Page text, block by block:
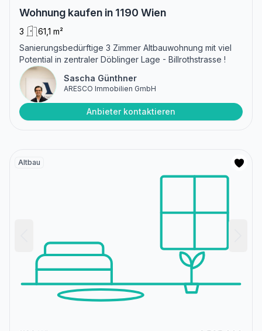
Wohnung kaufen in 1190 Wien
3
61,1 m²
Sanierungsbedürftige 3 Zimmer Altbauwohnung mit viel
Potential in zentraler Döblinger Lage - Billrothstrasse !
Sascha Günthner
ARESCO Immobilien GmbH
Anbieter kontaktieren
Altbau